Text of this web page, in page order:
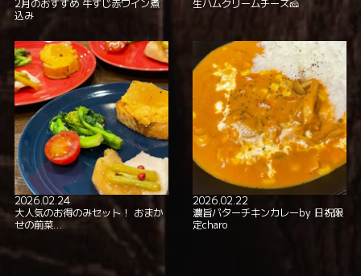
2月のおすすめ 牛すじ赤ワイン煮
込み
生ハムクリームチーズ🧀
2026.02.24
大人気のお得のみセット！ おまか
せの前菜…
2026.02.22
濃旨バターチキンカレーby 日祝限
定charo